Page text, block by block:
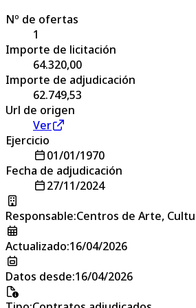
Nº de ofertas
1
Importe de licitación
64.320,00
Importe de adjudicación
62.749,53
Url de origen
Ver
Ejercicio
01/01/1970
Fecha de adjudicación
27/11/2024
Responsable:Centros de Arte,
Actualizado:16/04/2026
Datos desde:16/04/2026